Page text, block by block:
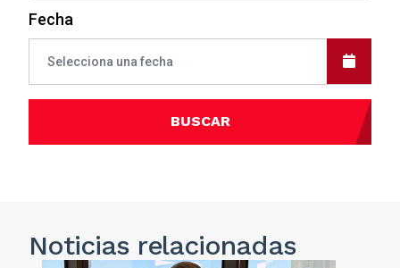
Fecha
BUSCAR
Noticiasrelacionadas